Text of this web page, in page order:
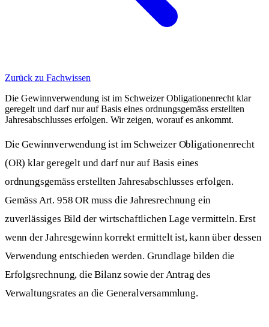
Zurück zu Fachwissen
Die Gewinnverwendung ist im Schweizer Obligationenrecht klar
geregelt und darf nur auf Basis eines ordnungsgemäss erstellten
Jahresabschlusses erfolgen. Wir zeigen, worauf es ankommt.
Die Gewinnverwendung ist im Schweizer Obligationenrecht
(OR) klar geregelt und darf nur auf Basis eines
ordnungsgemäss erstellten Jahresabschlusses erfolgen.
Gemäss Art. 958 OR muss die Jahresrechnung ein
zuverlässiges Bild der wirtschaftlichen Lage vermitteln. Erst
wenn der Jahresgewinn korrekt ermittelt ist, kann über dessen
Verwendung entschieden werden. Grundlage bilden die
Erfolgsrechnung, die Bilanz sowie der Antrag des
Verwaltungsrates an die Generalversammlung.